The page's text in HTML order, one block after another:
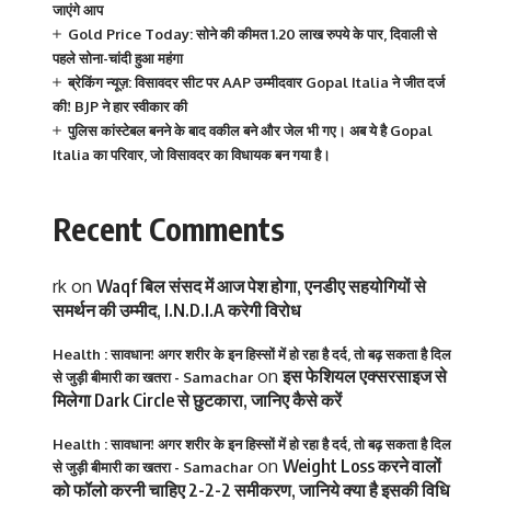
जाएंगे आप
Gold Price Today: सोने की कीमत 1.20 लाख रुपये के पार, दिवाली से
पहले सोना-चांदी हुआ महंगा
ब्रेकिंग न्यूज़: विसावदर सीट पर AAP उम्मीदवार Gopal Italia ने जीत दर्ज
की! BJP ने हार स्वीकार की
पुलिस कांस्टेबल बनने के बाद वकील बने और जेल भी गए। अब ये है Gopal
Italia का परिवार, जो विसावदर का विधायक बन गया है।
Recent Comments
rkon Waqf बिल संसद में आज पेश होगा, एनडीए सहयोगियों से
समर्थन की उम्मीद, I.N.D.I.A करेगी विरोध
Health : सावधान! अगर शरीर के इन हिस्सों में हो रहा है दर्द, तो बढ़ सकता है दिल
से जुड़ी बीमारी का खतरा - Samacharonइस फेशियल एक्सरसाइज से
मिलेगा Dark Circle से छुटकारा, जानिए कैसे करें
Health : सावधान! अगर शरीर के इन हिस्सों में हो रहा है दर्द, तो बढ़ सकता है दिल
से जुड़ी बीमारी का खतरा - Samacharon Weight Loss करने वालों
को फॉलो करनी चाहिए 2-2-2 समीकरण, जानिये क्या है इसकी विधि